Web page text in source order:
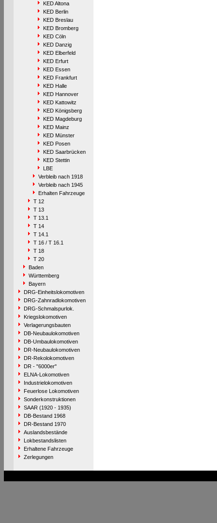
KED Altona
KED Berlin
KED Breslau
KED Bromberg
KED Cöln
KED Danzig
KED Elberfeld
KED Erfurt
KED Essen
KED Frankfurt
KED Halle
KED Hannover
KED Kattowitz
KED Königsberg
KED Magdeburg
KED Mainz
KED Münster
KED Posen
KED Saarbrücken
KED Stettin
LBE
Verbleib nach 1918
Verbleib nach 1945
Erhalten Fahrzeuge
T 12
T 13
T 13.1
T 14
T 14.1
T 16 / T 16.1
T 18
T 20
Baden
Württemberg
Bayern
DRG-Einheitslokomotiven
DRG-Zahnradlokomotiven
DRG-Schmalspurlok.
Kriegslokomotiven
Verlagerungsbauten
DB-Neubaulokomotiven
DB-Umbaulokomotiven
DR-Neubaulokomotiven
DR-Rekolokomotiven
DR - "6000er"
ELNA-Lokomotiven
Industrielokomotiven
Feuerlose Lokomotiven
Sonderkonstruktionen
SAAR (1920 - 1935)
DB-Bestand 1968
DR-Bestand 1970
Auslandsbestände
Lokbestandslisten
Erhaltene Fahrzeuge
Zerlegungen